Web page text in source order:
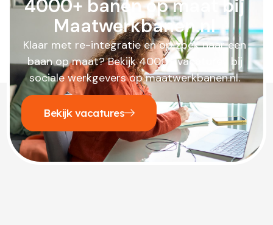
4000+ banen op maat bij
Maatwerkbanen.nl
Klaar met re-integratie en op zoek naar een
baan op maat? Bekijk 4000+ vacatures bij
sociale werkgevers op maatwerkbanen.nl.
Bekijk vacatures